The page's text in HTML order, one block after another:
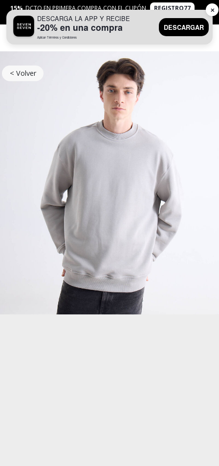
15% DCTO EN PRIMERA COMPRA CON EL CUPÓN
REGISTRO77
APLICANTYC
< Volver
DESCARGA LA APP Y RECIBE
-20% en una compra
Aplican Términos y Condiciones
DESCARGAR
✕